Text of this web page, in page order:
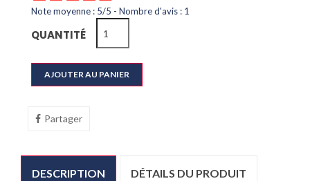
Note moyenne : 5/5 - Nombre d'avis : 1
QUANTITÉ
AJOUTER AU PANIER
Partager
DESCRIPTION DÉTAILS DU PRODUIT